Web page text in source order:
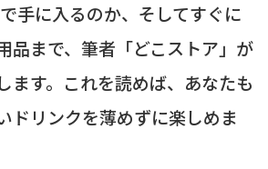
手に入るのか、そしてすぐに
品まで、筆者「どこストア」が
ます。これを読めば、あなたも
ドリンクを薄めずに楽しめま